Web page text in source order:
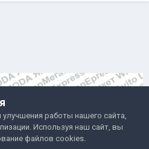
обработки данных
работы нашего сайта,
Используя наш сайт, вы
файлов cookies.